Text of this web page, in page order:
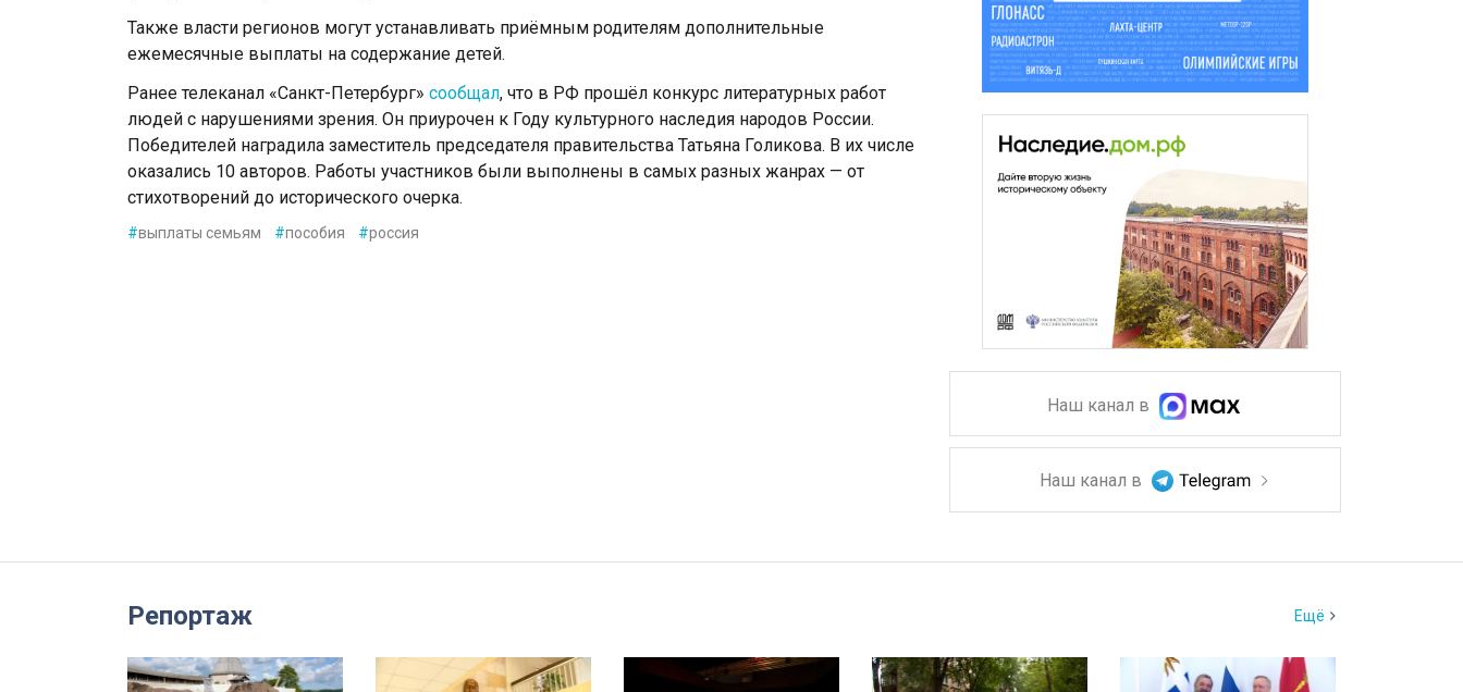
Также власти регионов могут устанавливать приёмным родителям дополнительные
ежемесячные выплаты на содержание детей.
Ранее телеканал «Санкт-Петербург» сообщал, что в РФ прошёл конкурс литературных работ
людей с нарушениями зрения. Он приурочен к Году культурного наследия народов России.
Победителей наградила заместитель председателя правительства Татьяна Голикова. В их числе
оказались 10 авторов. Работы участников были выполнены в самых разных жанрах — от
стихотворений до исторического очерка.
#выплаты семьям #пособия #россия
Наш канал в
Наш канал в
Репортаж Ещё